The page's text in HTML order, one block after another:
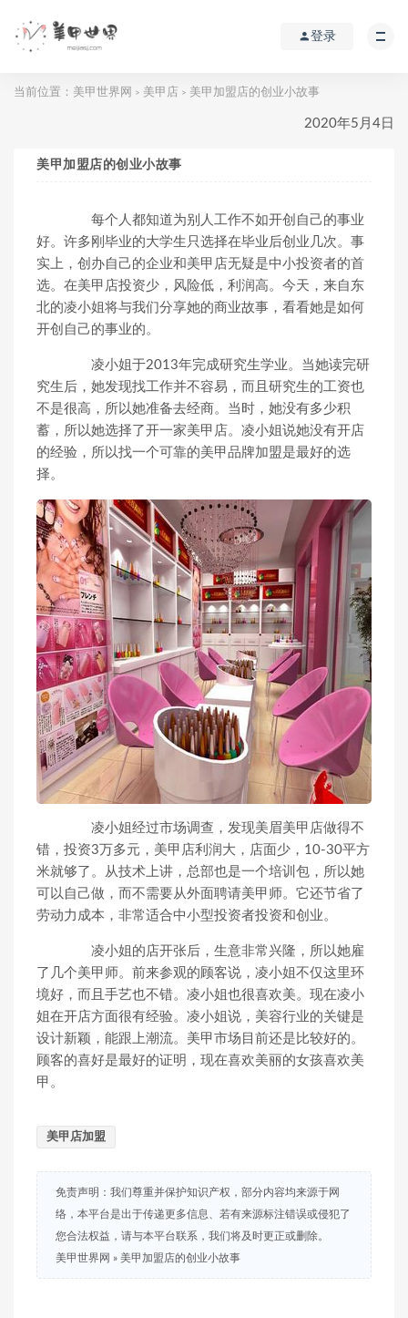
登录
当前位置： 美甲世界网 > 美甲店 > 美甲加盟店的创业小故事
2020年5月4日
美甲加盟店的创业小故事
每个人都知道为别人工作不如开创自己的事业
好。许多刚毕业的大学生只选择在毕业后创业几次。事
实上，创办自己的企业和美甲店无疑是中小投资者的首
选。在美甲店投资少，风险低，利润高。今天，来自东
北的凌小姐将与我们分享她的商业故事，看看她是如何
开创自己的事业的。
凌小姐于2013年完成研究生学业。当她读完研
究生后，她发现找工作并不容易，而且研究生的工资也
不是很高，所以她准备去经商。当时，她没有多少积
蓄，所以她选择了开一家美甲店。凌小姐说她没有开店
的经验，所以找一个可靠的美甲品牌加盟是最好的选
择。
凌小姐经过市场调查，发现美眉美甲店做得不
错，投资3万多元，美甲店利润大，店面少，10-30平方
米就够了。从技术上讲，总部也是一个培训包，所以她
可以自己做，而不需要从外面聘请美甲师。它还节省了
劳动力成本，非常适合中小型投资者投资和创业。
凌小姐的店开张后，生意非常兴隆，所以她雇
了几个美甲师。前来参观的顾客说，凌小姐不仅这里环
境好，而且手艺也不错。凌小姐也很喜欢美。现在凌小
姐在开店方面很有经验。凌小姐说，美容行业的关键是
设计新颖，能跟上潮流。美甲市场目前还是比较好的。
顾客的喜好是最好的证明，现在喜欢美丽的女孩喜欢美
甲。
美甲店加盟
免责声明：我们尊重并保护知识产权，部分内容均来源于网
络，本平台是出于传递更多信息、若有来源标注错误或侵犯了
您合法权益，请与本平台联系，我们将及时更正或删除。
美甲世界网 » 美甲加盟店的创业小故事